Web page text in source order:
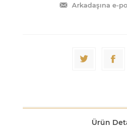
Arkadaşına e-
Ürün